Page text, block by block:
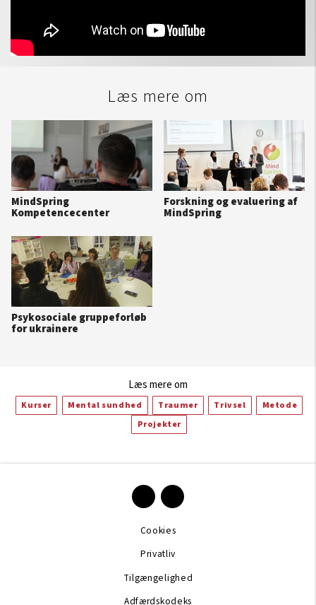
Læs mere om
MindSpring
Kompetencecenter
Forskning og evaluering af
MindSpring
Psykosociale gruppeforløb
for ukrainere
Læs mere om
Kurser Mental sundhed Traumer Trivsel
Metode
Projekter
Cookies
Privatliv
Tilgængelighed
Adfærdskodeks